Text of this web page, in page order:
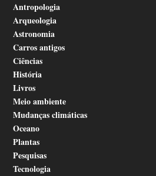
Antropologia
Arqueologia
Astronomia
Carros antigos
Ciências
História
Livros
Meio ambiente
Mudanças climáticas
Oceano
Plantas
Pesquisas
Tecnologia